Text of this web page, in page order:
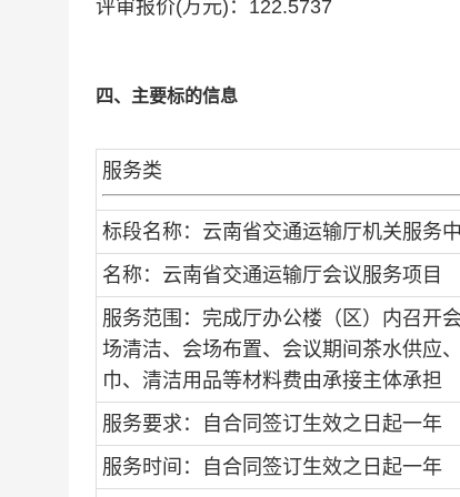
评审报价(万元)：122.5737
四、主要标的信息
服务类
标段名称：云南省交通运输厅机关服务
名称：云南省交通运输厅会议服务项目
服务范围：完成厅办公楼（区）内召开
场清洁、会场布置、会议期间茶水供应
巾、清洁用品等材料费由承接主体承担
服务要求：自合同签订生效之日起一年
服务时间：自合同签订生效之日起一年